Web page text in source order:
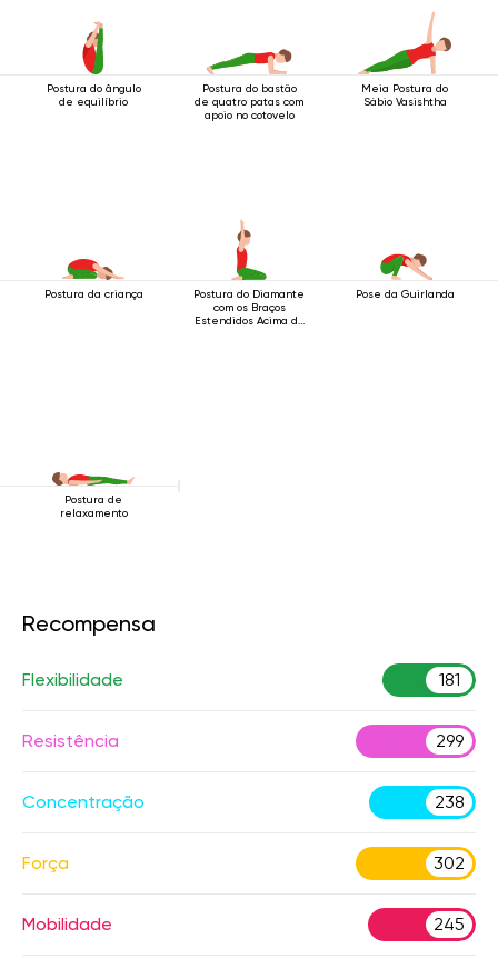
Postura do ângulo
de equilíbrio
Postura do bastão
de quatro patas com
apoio no cotovelo
Meia Postura do
Sábio Vasishtha
Postura da criança
Postura do Diamante
com os Braços
Estendidos Acima da
Pose da Guirlanda
Postura de
relaxamento
Recompensa
Flexibilidade 181
Resistência 299
Concentração 238
Força 302
Mobilidade 245